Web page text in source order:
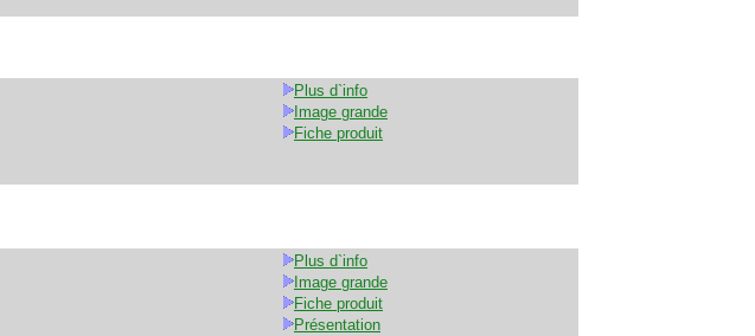
Plus d`info
Image grande
Fiche produit
Plus d`info
Image grande
Fiche produit
Présentation